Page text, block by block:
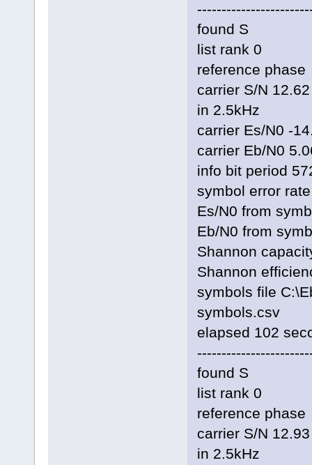
found S
list rank 0
reference
carrier S/N
in 2.5kHz
carrier Es/N0 -
carrier Eb/N0
info bit period
symbol error
Es/N0 from
Eb/N0 from
Shannon
Shannon
symbols file
symbols.csv
elapsed 102
found S
list rank 0
reference
carrier S/N
in 2.5kHz